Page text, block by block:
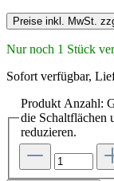
Preise inkl. MwSt.
Nur noch 1 Stück
Sofort verfügbar,
Produkt Anzahl:
die Schaltflächen
reduzieren.